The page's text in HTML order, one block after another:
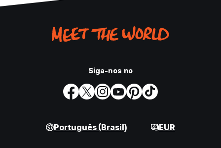
Siga-nos no
Português (Brasil) EUR